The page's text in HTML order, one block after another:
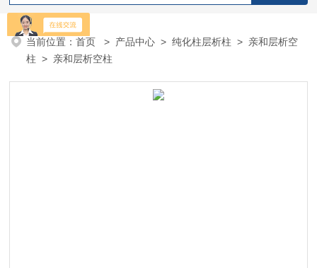
当前位置：首页 > 产品中心 >纯化柱层析柱 > 亲和层析空
柱 > 亲和层析空柱